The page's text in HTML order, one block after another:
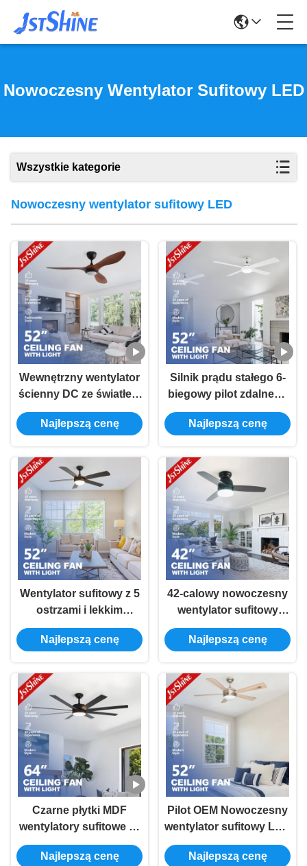
Nowoczesny Wentylator Sufitowy LED
Wszystkie kategorie
Nowoczesny wentylator sufitowy LED
Wewnętrzny wentylator
ścienny DC ze światłem
3 ABS Blade Niski hałas
dla szkoły
Najlepszą cenę
Silnik prądu stałego 6-
biegowy pilot zdalnego
sterowania biały
wentylator sufitowy z 4
Najlepszą cenę
Wentylator sufitowy z 5
ostrzami i lekkim
silnikiem prądu
przemiennego 3-
nowoczesny wentylator
sufitowy LED
Najlepszą cenę
42-calowy nowoczesny
wentylator sufitowy
LED, odwracalny, 6
prędkości do wyboru z
Najlepszą cenę
Czarne płytki MDF
wentylatory sufitowe ze
światłami 6-
prędkościowym
Najlepszą cenę
Pilot OEM Nowoczesny
wentylator sufitowy LED
ze światłem 5 ostrzy
MDF
Najlepszą cenę